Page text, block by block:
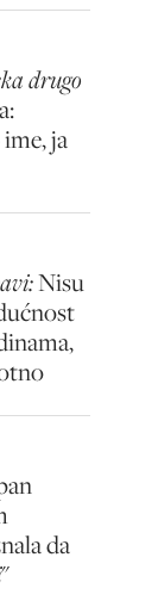
drugo
ja
Nisu
da
"